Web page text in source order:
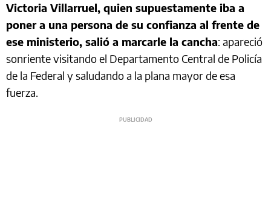
Victoria Villarruel, quien supuestamente iba a
poner a una persona de su confianza al frente de
ese ministerio, salió a marcarle la cancha: apareció
sonriente visitando el Departamento Central de Policía
de la Federal y saludando a la plana mayor de esa
fuerza.